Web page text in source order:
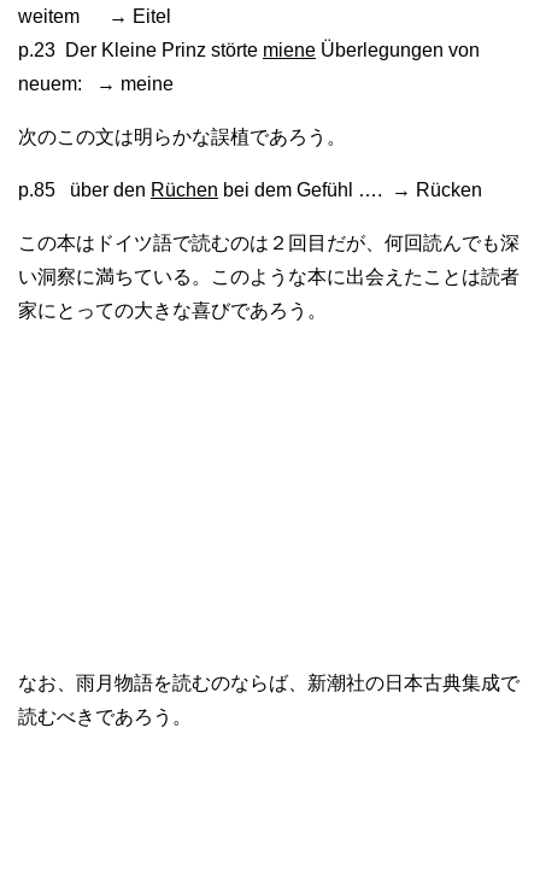
weitem → Eitel
p.23 Der Kleine Prinz störte miene Überlegungen von
neuem: → meine
次のこの文は明らかな誤植であろう。
p.85 über den Rüchen bei dem Gefühl …. → Rücken
この本はドイツ語で読むのは２回目だが、何回読んでも深
い洞察に満ちている。このような本に出会えたことは読者
家にとっての大きな喜びであろう。
なお、雨月物語を読むのならば、新潮社の日本古典集成で
読むべきであろう。